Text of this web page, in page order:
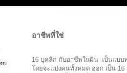
อาชีพที่ใช่
16 บุคลิก กับอาชีพในฝัน เป็นแบบ
โดยจะแบ่งคนทั้งหมด ออก เป็น 16